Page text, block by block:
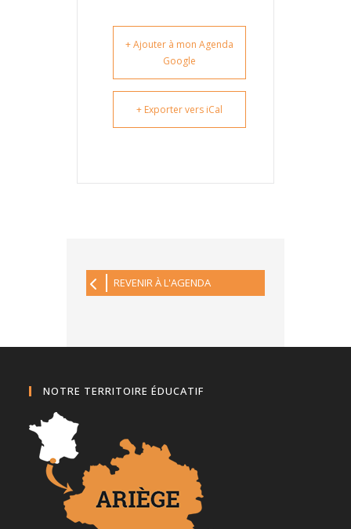
+ Ajouter à mon Agenda
Google
+ Exporter vers iCal
REVENIR À L'AGENDA
NOTRE TERRITOIRE ÉDUCATIF